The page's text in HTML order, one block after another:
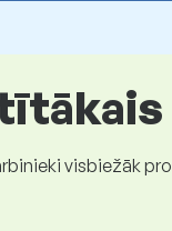
visbiežāk